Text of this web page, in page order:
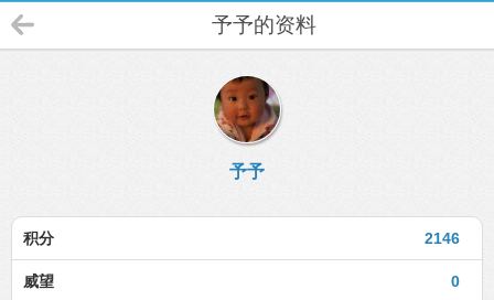
予予的资料
予予
2146
积分
0
威望